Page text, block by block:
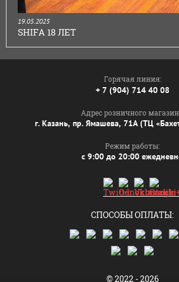
19.05.2025
SHIFA 18 ЛЕТ
Горячая линия:
+ 7 (904) 714 40 08
Адрес розничного
г. Казань, пр. Ямашева, 71А (ТЦ
Режим работы:
с 9:00 до 20:00
СПОСОБЫ ОПЛАТЫ:
© 2022 - 2026